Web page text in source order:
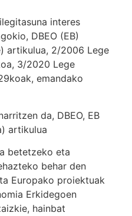
interes
DBEO (EB)
artikulua, 2/2006 Lege
3/2020 Lege
emandako
da, DBEO, EB
artikulua
betetzeko eta
behar den
Europako proiektuak
Erkidegoen
hainbat